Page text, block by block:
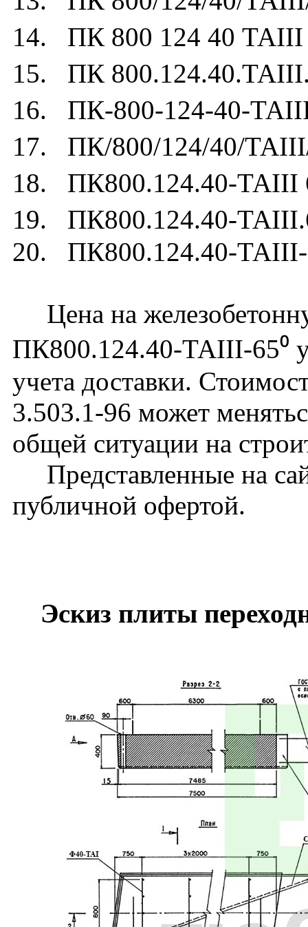
14. ПК 800 124 40 ТАIII
15. ПК
16. ПК-800-124-40-
17. ПК/800/124/40/
18. ПК800.124.40-ТАIII
19. ПК800.124.40-
20. ПК800.124.40-
Цена на
ПК800.124.40-ТАIII-65⁰
учета доставки.
3.503.1-96 может
общей ситуации на
Представленные на
публичной офертой.
Эскиз плиты